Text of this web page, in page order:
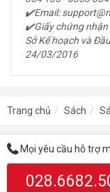
✔️Email:
✔️Giấy chứng nhận
Sở Kế hoạch và
24/03/2016
Trang chủ Sách
Mọi yêu cầu hỗ trợ